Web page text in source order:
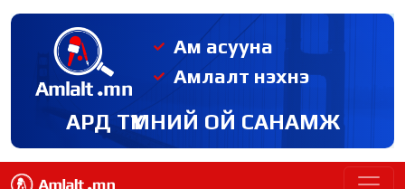
Ам асууна
Амлалт нэхнэ
АРД ТҮМНИЙ ОЙ САНАМЖ